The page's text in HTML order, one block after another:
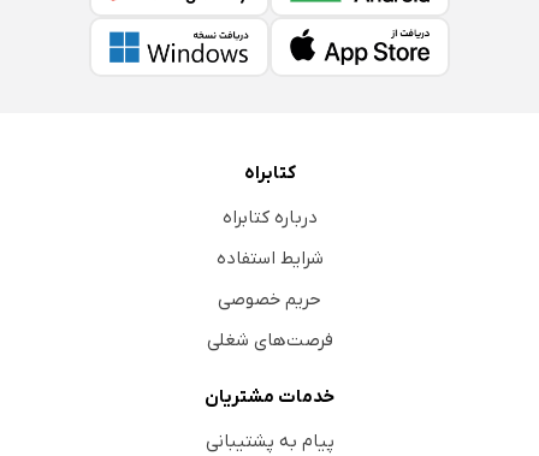
کتابراه
درباره کتابراه
شرایط استفاده
حریم خصوصی
فرصت‌های شغلی
خدمات مشتریان
پیام به پشتیبانی